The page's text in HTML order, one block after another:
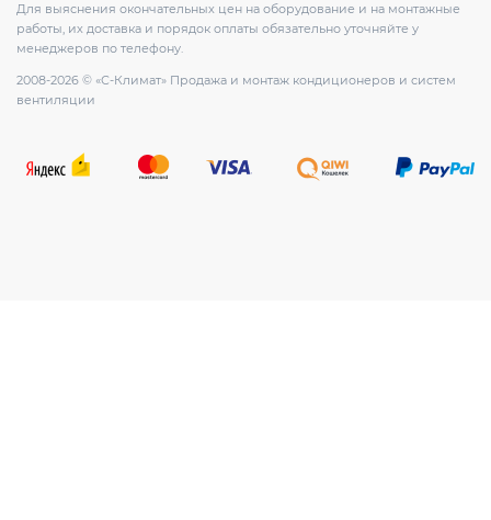
Для выяснения окончательных цен на оборудование и на монтажные
работы, их доставка и порядок оплаты обязательно уточняйте у
менеджеров по телефону.
2008-2026 © «С-Климат» Продажа и монтаж кондиционеров и систем
вентиляции